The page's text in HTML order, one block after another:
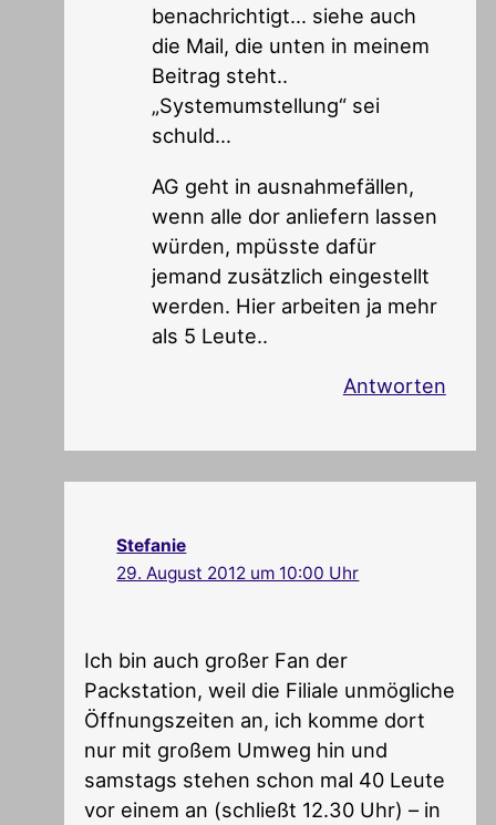
benachrichtigt… siehe auch
die Mail, die unten in meinem
Beitrag steht..
„Systemumstellung“ sei
schuld…
AG geht in ausnahmefällen,
wenn alle dor anliefern lassen
würden, mpüsste dafür
jemand zusätzlich eingestellt
werden. Hier arbeiten ja mehr
als 5 Leute..
Antworten
Stefanie
29. August 2012 um 10:00 Uhr
Ich bin auch großer Fan der
Packstation, weil die Filiale unmögliche
Öffnungszeiten an, ich komme dort
nur mit großem Umweg hin und
samstags stehen schon mal 40 Leute
vor einem an (schließt 12.30 Uhr) – in